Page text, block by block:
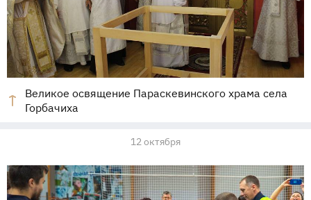
Великое освящение Параскевинского храма села
Горбачиха
12 октября